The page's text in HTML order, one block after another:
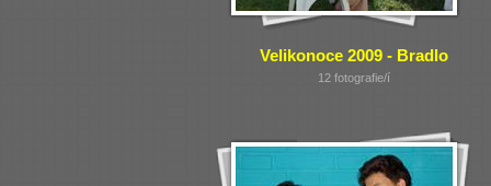
Velikonoce 2009 - Bradlo
12 fotografie/í